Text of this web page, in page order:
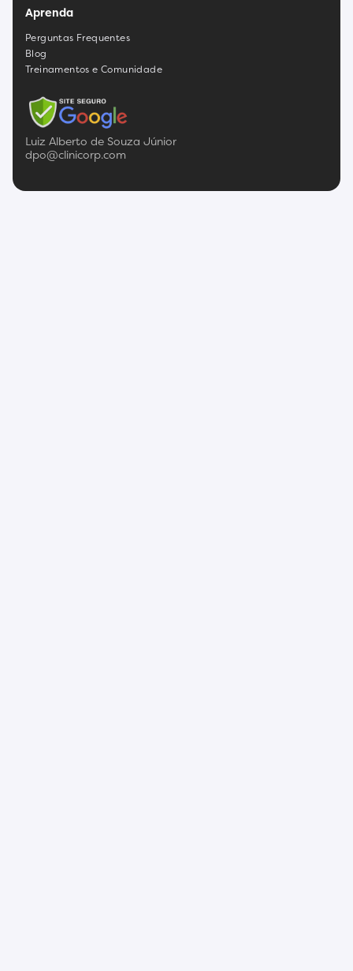
Aprenda
Perguntas Frequentes
Blog
Treinamentos e Comunidade
Luiz Alberto de Souza Júnior
dpo@clinicorp.com